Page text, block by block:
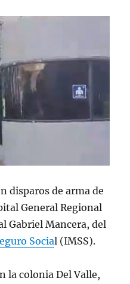
disparos de arma de
General Regional
Gabriel Mancera, del
Social (IMSS).
la colonia Del Valle,